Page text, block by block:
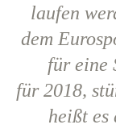
laufen
dem
für eine
für 2018,
heißt es